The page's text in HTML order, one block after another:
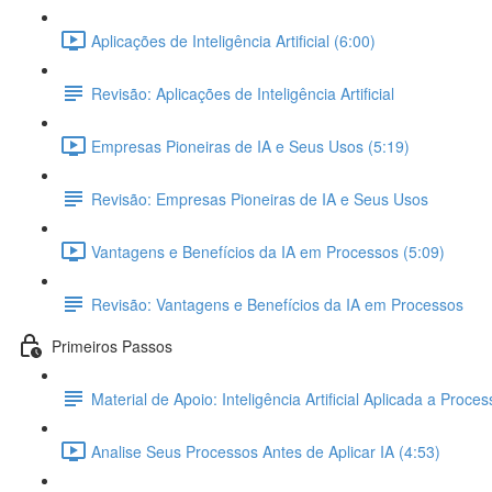
Aplicações de Inteligência Artificial (6:00)
Revisão: Aplicações de Inteligência Artificial
Empresas Pioneiras de IA e Seus Usos (5:19)
Revisão: Empresas Pioneiras de IA e Seus Usos
Vantagens e Benefícios da IA em Processos (5:09)
Revisão: Vantagens e Benefícios da IA em Processos
Primeiros Passos
Material de Apoio: Inteligência Artificial Aplicada a
Analise Seus Processos Antes de Aplicar IA (4:53)